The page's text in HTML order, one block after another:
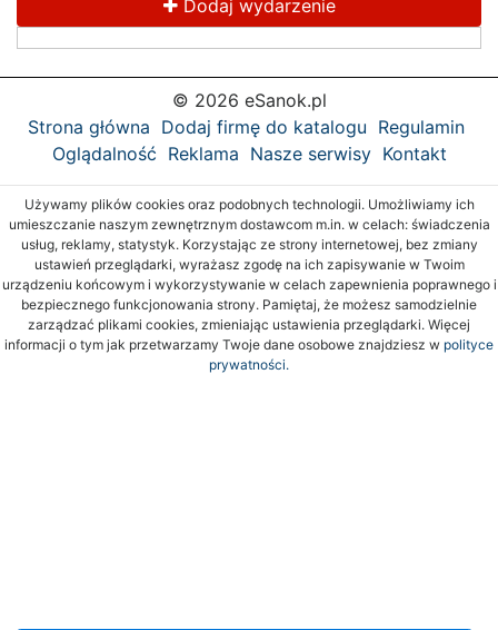
Dodaj wydarzenie
© 2026 eSanok.pl
Strona główna Dodaj firmę do katalogu Regulamin
Oglądalność Reklama Nasze serwisy Kontakt
Używamy plików cookies oraz podobnych technologii. Umożliwiamy ich
umieszczanie naszym zewnętrznym dostawcom m.in. w celach: świadczenia
usług, reklamy, statystyk. Korzystając ze strony internetowej, bez zmiany
ustawień przeglądarki, wyrażasz zgodę na ich zapisywanie w Twoim
urządzeniu końcowym i wykorzystywanie w celach zapewnienia poprawnego i
bezpiecznego funkcjonowania strony. Pamiętaj, że możesz samodzielnie
zarządzać plikami cookies, zmieniając ustawienia przeglądarki. Więcej
informacji o tym jak przetwarzamy Twoje dane osobowe znajdziesz w polityce
prywatności.